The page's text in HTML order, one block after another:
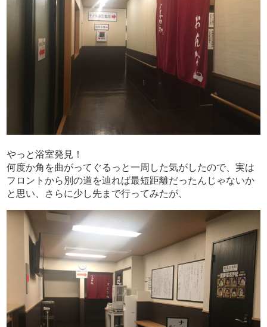
やっと浴室発見！
何度か角を曲がってぐるっと一周した気がしたので、実は
フロントから別の道を辿れば最短距離だったんじゃないか
と思い、さらに少し先まで行ってみたが、